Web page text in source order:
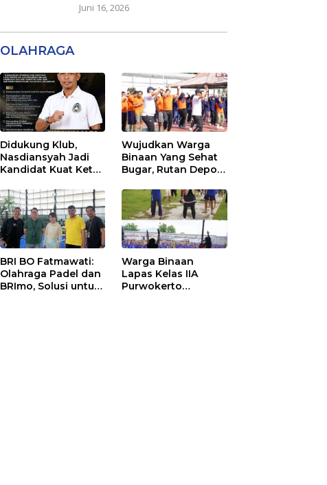
Juni 16, 2026
OLAHRAGA
Didukung Klub,
Nasdiansyah Jadi
Kandidat Kuat Ketua
Wujudkan Warga
Binaan Yang Sehat
Bugar, Rutan Depok
Bersama
BRI BO Fatmawati:
Olahraga Padel dan
BRImo, Solusi untuk
Warga Binaan
Lapas Kelas IIA
Purwokerto